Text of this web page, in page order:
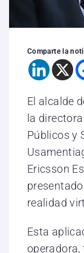
Comparte la
El alcalde
la
Públicos y
Ericsson
realidad
Esta
operadora,